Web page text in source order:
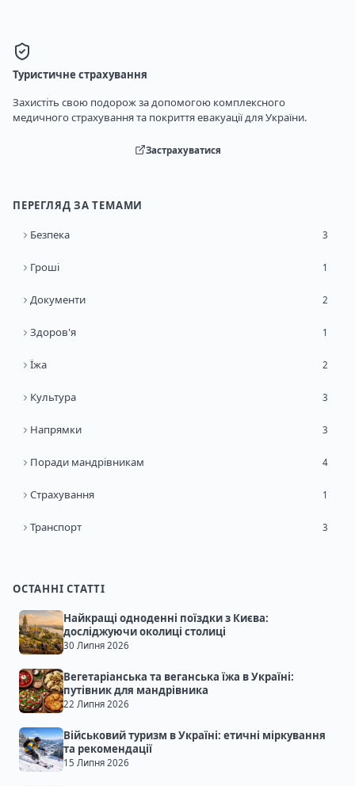
Туристичне страхування
Захистіть свою подорож за допомогою комплексного
медичного страхування та покриття евакуації для України.
Застрахуватися
ПЕРЕГЛЯД ЗА ТЕМАМИ
Безпека 3
Гроші 1
Документи 2
Здоров'я 1
Їжа 2
Культура 3
Напрямки 3
Поради мандрівникам 4
Страхування 1
Транспорт 3
ОСТАННІ СТАТТІ
Найкращі одноденні поїздки з Києва:
досліджуючи околиці столиці
30 Липня 2026
Вегетаріанська та веганська їжа в Україні:
путівник для мандрівника
22 Липня 2026
Військовий туризм в Україні: етичні міркування
та рекомендації
15 Липня 2026